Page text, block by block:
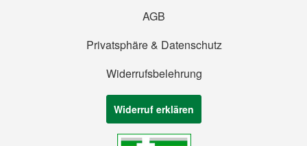
AGB
Privatsphäre & Datenschutz
Widerrufsbelehrung
Widerruf erklären